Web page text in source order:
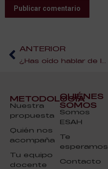
Publicar comentario
ANTERIOR
METODOLOGÍA
Nuestra
propuesta
Quién nos
acompaña
Tu equipo
docente
QUIÉNES
SOMOS
Somos
ESAH
Te
esperamos
Contacto